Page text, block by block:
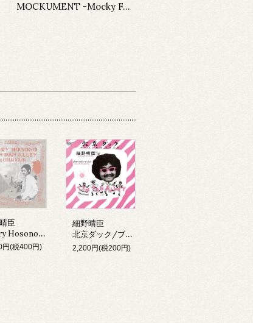
MOCKUMENT -Mocky Fanbook
臣
Tin Pan Alley In China Town (LP)
円(税400円)
細野晴臣
北京ダック/ブラックピーナッツ
2,200円(税200円)